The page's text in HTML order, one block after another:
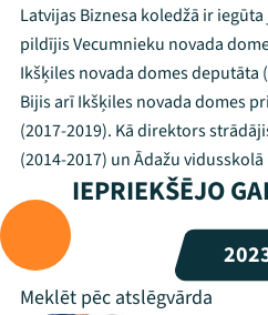
Latvijas Biznesa koledžā ir
pildījis Vecumnieku novada
Ikšķiles novada domes deputāta
Bijis arī Ikšķiles novada domes
(2017-2019). Kā direktors
(2014-2017) un Ādažu vidusskolā
IEPRIEKŠĒJO